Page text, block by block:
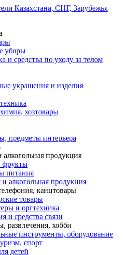
уборы
и средства по уходу за телом
украшения и изделия
хозтовары
предметы интерьера
алкогольная продукция
питания
и алкогольная продукция
канцтовары
товары
и оргтехника
и средства связи
развлечения, хобби
инструменты, оборудование
спорт
детей